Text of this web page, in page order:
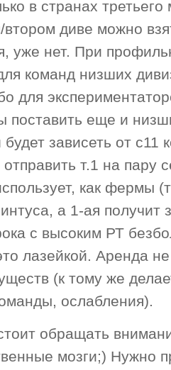
в странах
диве можно
уже нет. При
команд низших
для
поставить еще и
зависеть от с11
т.1 на пару
как фермы
а 1-ая получит
с высоким РТ
лазейкой. Аренда
(к тому же
ослабления).
обращать
мозги;) Нужно